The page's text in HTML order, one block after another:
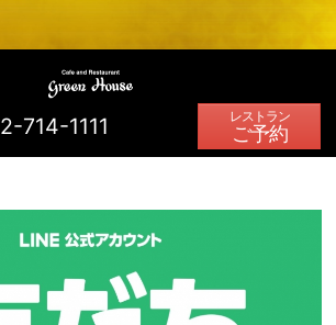
714-1111 ご予約